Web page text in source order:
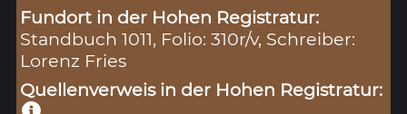
Fundort in der Hohen Registratur:
Standbuch 1011, Folio: 310r/v, Schreiber:
Lorenz Fries
Quellenverweis in der Hohen Registratur: